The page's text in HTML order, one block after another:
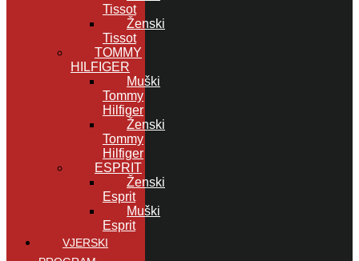
Tissot
Ženski
Tissot
TOMMY
HILFIGER
Muški
Tommy
Hilfiger
Ženski
Tommy
Hilfiger
ESPRIT
Ženski
Esprit
Muški
Esprit
VJERSKI